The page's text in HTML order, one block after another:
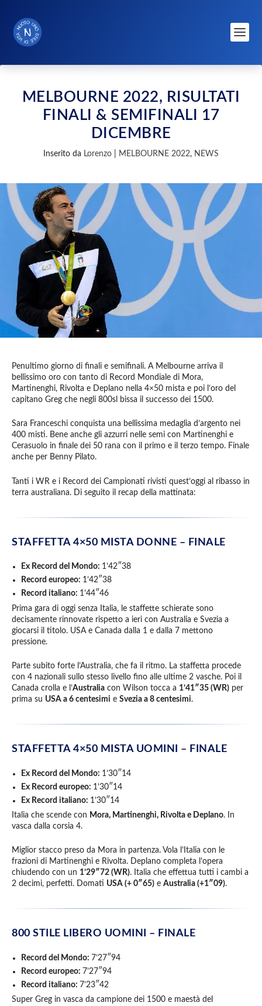
MELBOURNE 2022, RISULTATI
FINALI & SEMIFINALI 17
DICEMBRE
Inserito da Lorenzo MELBOURNE 2022, NEWS
Penultimo giorno di finali e semifinali. A Melbourne arriva il
bellissimo oro con tanto di Record Mondiale di Mora,
Martinenghi, Rivolta e Deplano nella 4×50 mista e poi l’oro del
capitano Greg che negli 800sl bissa il successo dei 1500.
Sara Franceschi conquista una bellissima medaglia d’argento nei
400 misti. Bene anche gli azzurri nelle semi con Martinenghi e
Cerasuolo in finale dei 50 rana con il primo e il terzo tempo. Finale
anche per Benny Pilato.
Tanti i WR e i Record dei Campionati rivisti quest’oggi al ribasso in
terra australiana. Di seguito il recap della mattinata:
STAFFETTA 4×50 MISTA DONNE – FINALE
Ex Record del Mondo: 1’42″38
Record europeo: 1’42″38
Record italiano: 1’44″46
Prima gara di oggi senza Italia, le staffette schierate sono
decisamente rinnovate rispetto a ieri con Australia e Svezia a
giocarsi il titolo. USA e Canada dalla 1 e dalla 7 mettono
pressione.
Parte subito forte l’Australia, che fa il ritmo. La staffetta procede
con 4 nazionali sullo stesso livello fino alle ultime 2 vasche. Poi il
Canada crolla e l’Australia con Wilson tocca a 1’41″35 (WR) per
prima su USA a 6 centesimi e Svezia a 8 centesimi.
STAFFETTA 4×50 MISTA UOMINI – FINALE
Ex Record del Mondo: 1’30″14
Ex Record europeo: 1’30″14
Ex Record italiano: 1’30″14
Italia che scende con Mora, Martinenghi, Rivolta e Deplano. In
vasca dalla corsia 4.
Miglior stacco preso da Mora in partenza. Vola l’Italia con le
frazioni di Martinenghi e Rivolta. Deplano completa l’opera
chiudendo con un 1’29″72 (WR). Italia che effettua tutti i cambi a
2 decimi, perfetti. Domati USA (+ 0″65) e Australia (+1″09).
800 STILE LIBERO UOMINI – FINALE
Record del Mondo: 7’27″94
Record europeo: 7’27″94
Record italiano: 7’23″42
Super Greg in vasca da campione dei 1500 e maestà del